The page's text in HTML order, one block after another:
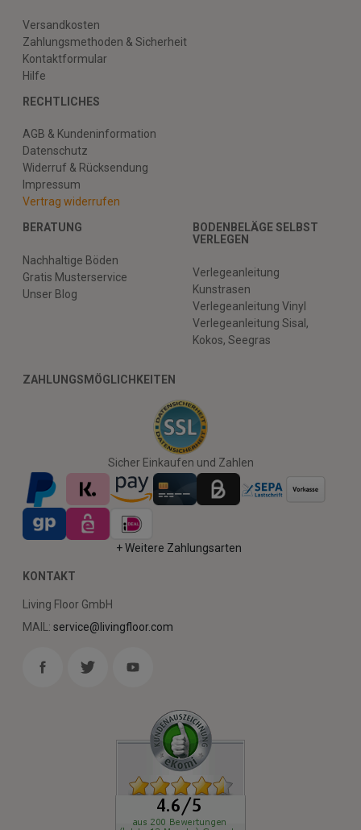
Versandkosten
Zahlungsmethoden & Sicherheit
Kontaktformular
Hilfe
RECHTLICHES
AGB & Kundeninformation
Datenschutz
Widerruf & Rücksendung
Impressum
Vertrag widerrufen
BERATUNG
Nachhaltige Böden
Gratis Musterservice
Unser Blog
BODENBELÄGE SELBST
VERLEGEN
Verlegeanleitung
Kunstrasen
Verlegeanleitung Vinyl
Verlegeanleitung Sisal,
Kokos, Seegras
ZAHLUNGSMÖGLICHKEITEN
Sicher Einkaufen und Zahlen
+ Weitere Zahlungsarten
KONTAKT
Living Floor GmbH
MAIL: service@livingfloor.com